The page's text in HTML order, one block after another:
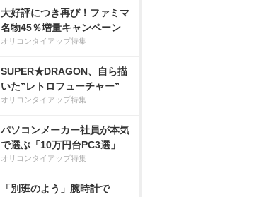
大好評につき再び！ファミマ
名物45％増量キャンペーン
オリコンタイアップ特集
SUPER★DRAGON、自ら描
いた”レトロフューチャー”
オリコンタイアップ特集
パソコンメーカー社員が本気
で選ぶ「10万円台PC3選」
オリコンタイアップ特集
「別班のよう」腕時計で